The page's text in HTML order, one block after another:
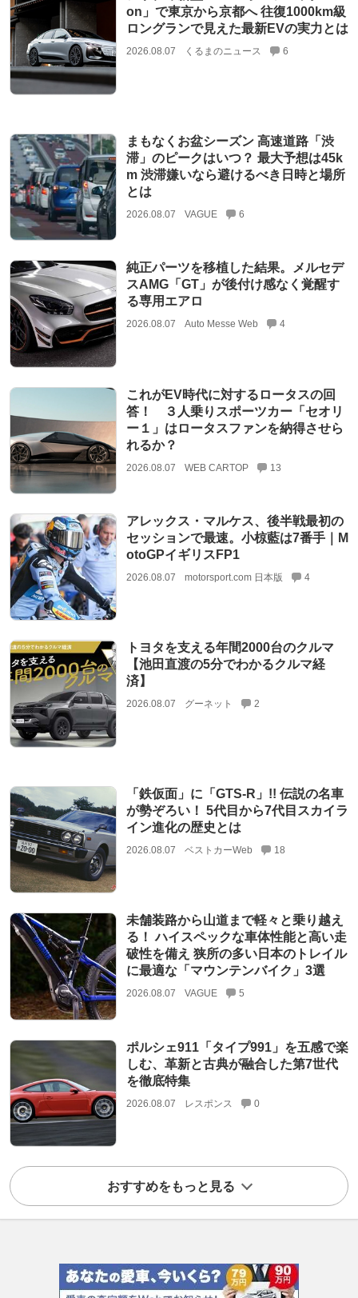
on」で東京から京都へ 往復1000km級
ロングランで見えた最新EVの実力とは
2026.08.07 くるまのニュース 6
まもなくお盆シーズン 高速道路「渋
滞」のピークはいつ？ 最大予想は45k
m 渋滞嫌いなら避けるべき日時と場所
とは
2026.08.07 VAGUE 6
純正パーツを移植した結果。メルセデ
スAMG「GT」が後付け感なく覚醒す
る専用エアロ
2026.08.07 Auto Messe Web 4
これがEV時代に対するロータスの回
答！ ３人乗りスポーツカー「セオリ
ー１」はロータスファンを納得させら
れるか？
2026.08.07 WEB CARTOP 13
アレックス・マルケス、後半戦最初の
セッションで最速。小椋藍は7番手｜M
otoGPイギリスFP1
2026.08.07 motorsport.com 日本版 4
トヨタを支える年間2000台のクルマ
【池田直渡の5分でわかるクルマ経
済】
2026.08.07 グーネット 2
「鉄仮面」に「GTS-R」!! 伝説の名車
が勢ぞろい！ 5代目から7代目スカイラ
イン進化の歴史とは
2026.08.07 ベストカーWeb 18
未舗装路から山道まで軽々と乗り越え
る！ ハイスペックな車体性能と高い走
破性を備え 狭所の多い日本のトレイル
に最適な「マウンテンバイク」3選
2026.08.07 VAGUE 5
ポルシェ911「タイプ991」を五感で楽
しむ、革新と古典が融合した第7世代
を徹底特集
2026.08.07 レスポンス 0
おすすめをもっと見る